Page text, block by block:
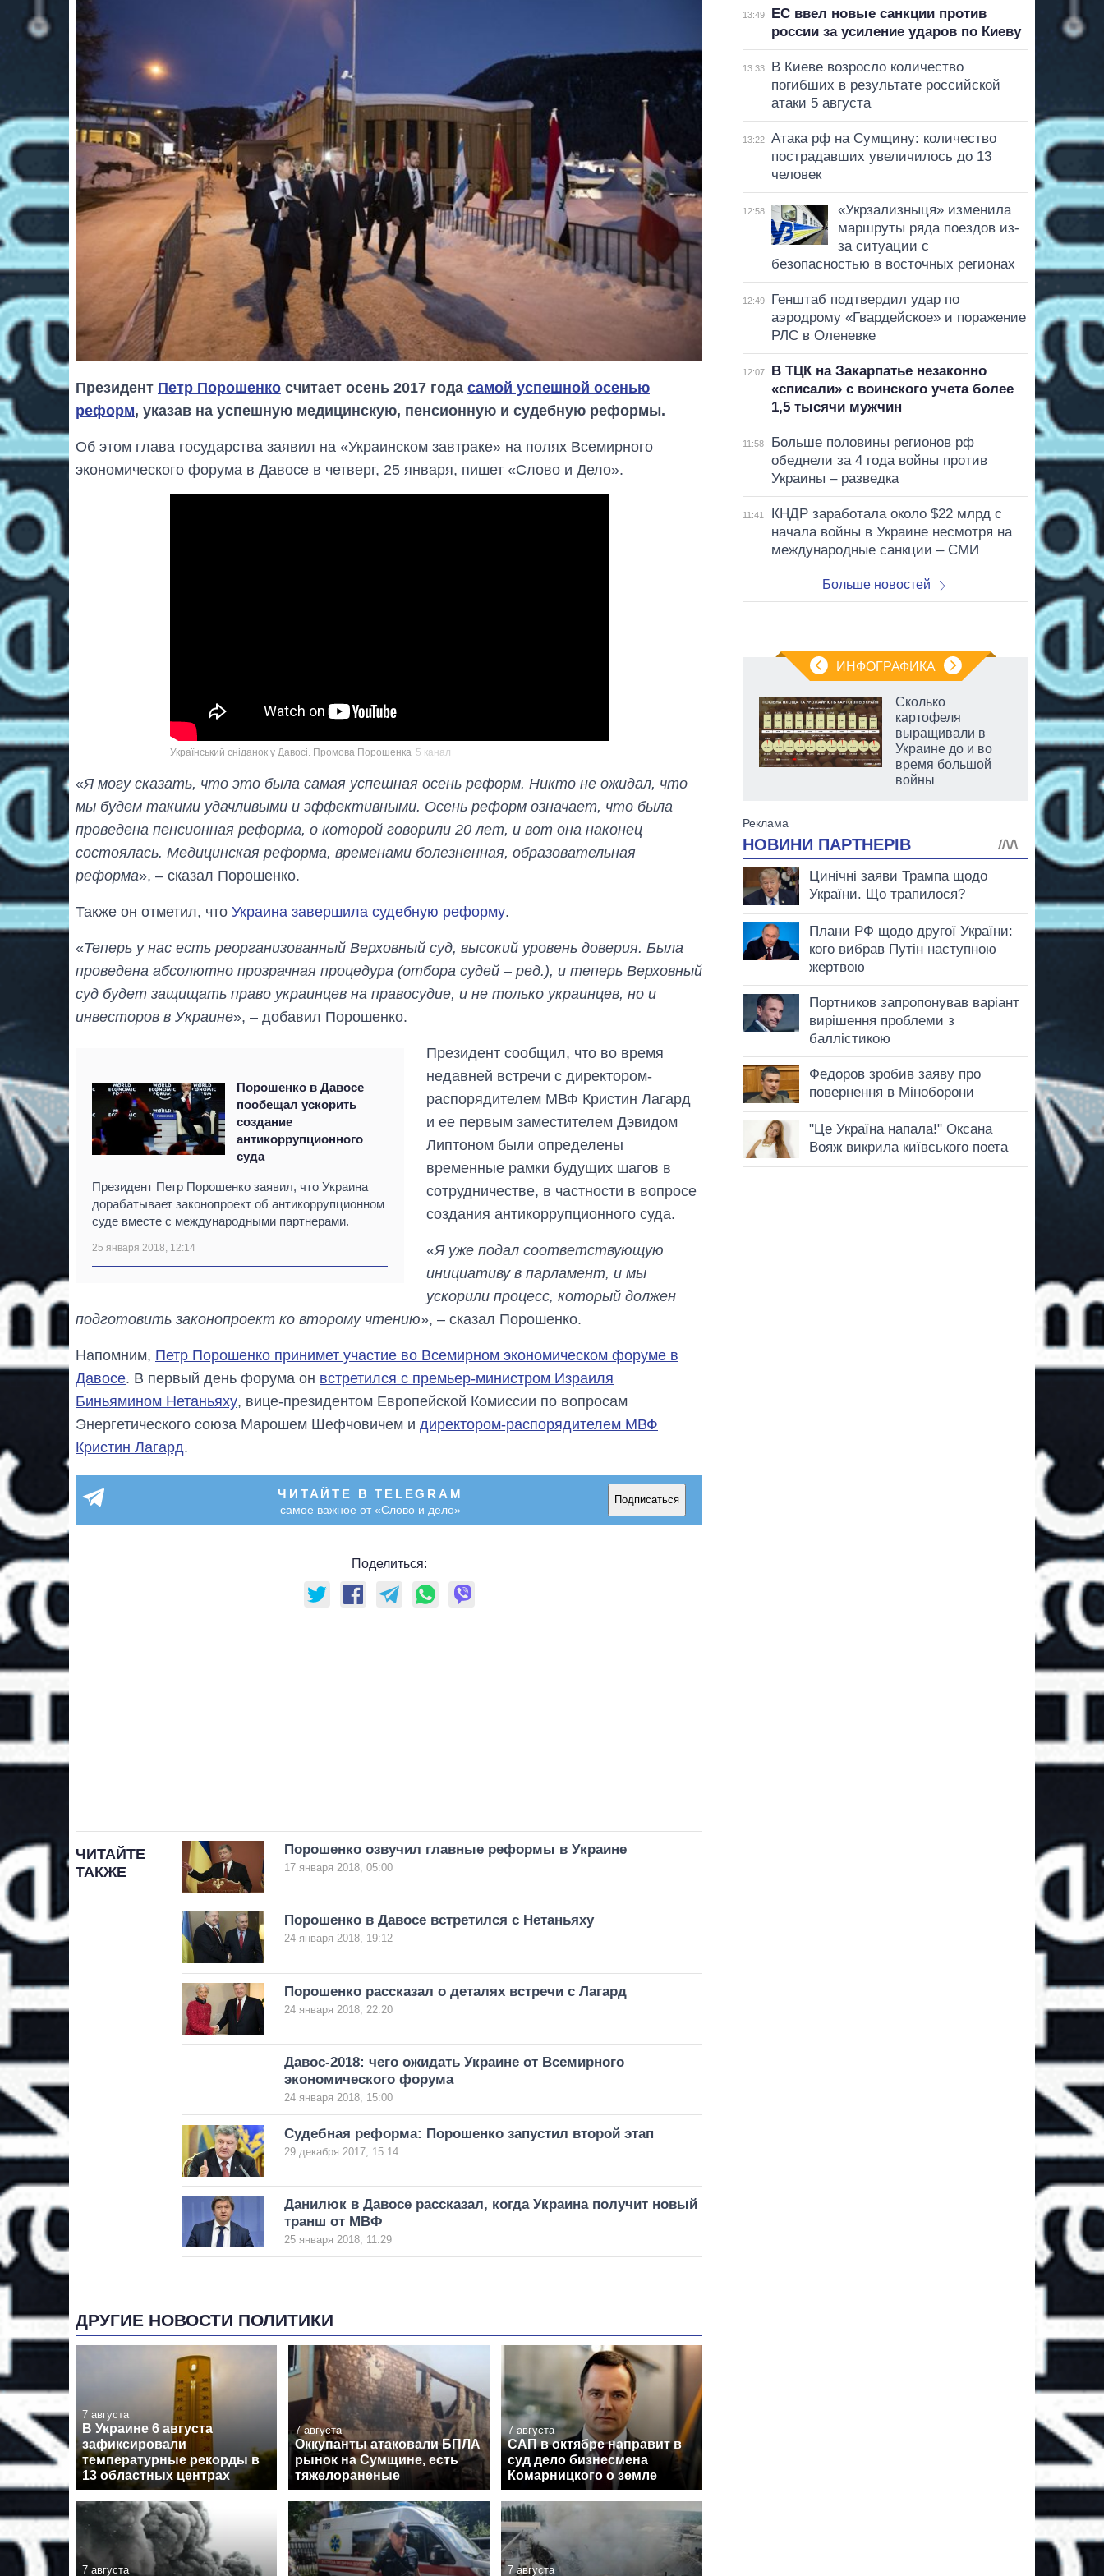
Президент Петр Порошенко считает осень 2017 года самой успешной осенью
реформ, указав на успешную медицинскую, пенсионную и судебную реформы.
Об этом глава государства заявил на «Украинском завтраке» на полях Всемирного
экономического форума в Давосе в четверг, 25 января, пишет «Слово и Дело».
Український сніданок у Давосі. Промова Порошенка 5 канал
«Я могу сказать, что это была самая успешная осень реформ. Никто не ожидал, что
мы будем такими удачливыми и эффективными. Осень реформ означает, что была
проведена пенсионная реформа, о которой говорили 20 лет, и вот она наконец
состоялась. Медицинская реформа, временами болезненная, образовательная
реформа», – сказал Порошенко.
Также он отметил, что Украина завершила судебную реформу.
«Теперь у нас есть реорганизованный Верховный суд, высокий уровень доверия. Была
проведена абсолютно прозрачная процедура (отбора судей – ред.), и теперь Верховный
суд будет защищать право украинцев на правосудие, и не только украинцев, но и
инвесторов в Украине», – добавил Порошенко.
Порошенко в Давосе
пообещал ускорить
создание
антикоррупционного
суда
Президент Петр Порошенко заявил, что Украина
дорабатывает законопроект об антикоррупционном
суде вместе с международными партнерами.
25 января 2018, 12:14
Президент сообщил, что во время
недавней встречи с директором-
распорядителем МВФ Кристин Лагард
и ее первым заместителем Дэвидом
Липтоном были определены
временные рамки будущих шагов в
сотрудничестве, в частности в вопросе
создания антикоррупционного суда.
«Я уже подал соответствующую
инициативу в парламент, и мы
ускорили процесс, который должен
подготовить законопроект ко второму чтению», – сказал Порошенко.
Напомним, Петр Порошенко принимет участие во Всемирном экономическом форуме в
Давосе. В первый день форума он встретился с премьер-министром Израиля
Биньямином Нетаньяху, вице-президентом Европейской Комиссии по вопросам
Энергетического союза Марошем Шефчовичем и директором-распорядителем МВФ
Кристин Лагард.
ЧИТАЙТЕ В TELEGRAM
самое важное от «Слово и дело»
Подписаться
Поделиться:
ЧИТАЙТЕ
ТАКЖЕ
Порошенко озвучил главные реформы в Украине
17 января 2018, 05:00
Порошенко в Давосе встретился с Нетаньяху
24 января 2018, 19:12
Порошенко рассказал о деталях встречи с Лагард
24 января 2018, 22:20
Давос-2018: чего ожидать Украине от Всемирного
экономического форума
24 января 2018, 15:00
Судебная реформа: Порошенко запустил второй этап
29 декабря 2017, 15:14
Данилюк в Давосе рассказал, когда Украина получит новый
транш от МВФ
25 января 2018, 11:29
ДРУГИЕ НОВОСТИ ПОЛИТИКИ
7 августа
В Украине 6 августа
зафиксировали
температурные рекорды в
13 областных центрах
7 августа
Оккупанты атаковали БПЛА
рынок на Сумщине, есть
тяжелораненые
7 августа
САП в октябре направит в
суд дело бизнесмена
Комарницкого о земле
7 августа 7 августа
13:49
ЕС ввел новые санкции против
россии за усиление ударов по Киеву
13:33
В Киеве возросло количество
погибших в результате российской
атаки 5 августа
13:22
Атака рф на Сумщину: количество
пострадавших увеличилось до 13
человек
12:58
«Укрзализныця» изменила
маршруты ряда поездов из-
за ситуации с
безопасностью в восточных регионах
12:49
Генштаб подтвердил удар по
аэродрому «Гвардейское» и поражение
РЛС в Оленевке
12:07
В ТЦК на Закарпатье незаконно
«списали» с воинского учета более
1,5 тысячи мужчин
11:58
Больше половины регионов рф
обеднели за 4 года войны против
Украины – разведка
11:41
КНДР заработала около $22 млрд с
начала войны в Украине несмотря на
международные санкции – СМИ
Больше новостей
ИНФОГРАФИКА
Сколько
картофеля
выращивали в
Украине до и во
время большой
войны